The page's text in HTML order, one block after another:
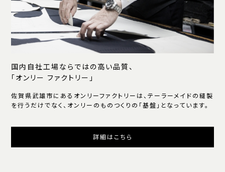
国内自社工場ならではの高い品質、
「オンリー ファクトリー」
佐賀県武雄市にあるオンリーファクトリーは、テーラーメイドの縫製
を行うだけでなく、オンリーのものつくりの「基盤」となっています。
詳細はこちら